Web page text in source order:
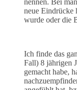
nennen. Bei
neue Eindrücke
wurde oder die
Ich finde das
Fall) 8 jährigen
gemacht habe,